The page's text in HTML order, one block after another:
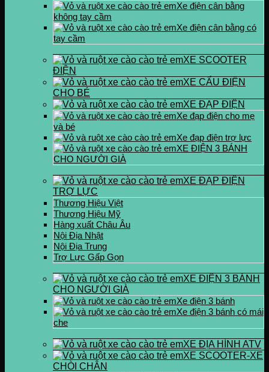
Xe điện cân bằng
không tay cầm
Xe điện cân bằng có
tay cầm
XE SCOOTER
ĐIỆN
XE CẨU ĐIỆN
CHO BÉ
XE ĐẠP ĐIỆN
Xe đạp điện cho mẹ
và bé
Xe đạp điện trợ lực
XE ĐIỆN 3 BÁNH
CHO NGƯỜI GIÀ
XE ĐẠP ĐIỆN
TRỢ LỰC
Thương Hiệu Việt
Thương Hiệu Mỹ
Hàng xuất Châu Âu
Nội Địa Nhật
Nội Địa Trung
Trợ Lực Gấp Gọn
XE ĐIỆN 3 BÁNH
CHO NGƯỜI GIÀ
Xe điện 3 bánh
Xe điện 3 bánh có mái
che
XE ĐỊA HÌNH ATV
XE SCOOTER-XE
CHÒI CHÂN